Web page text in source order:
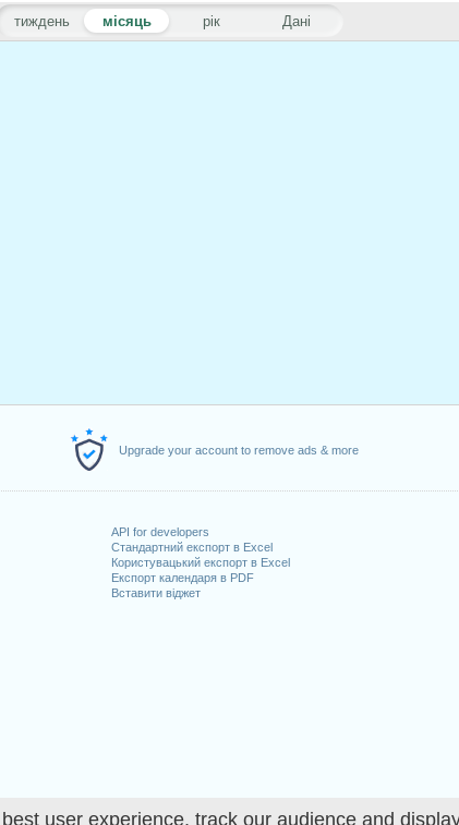
user experience, track our audience and
Upgrade your account to remove ads & more
API for developers
Стандартний експорт в Excel
Користувацький експорт в Excel
Експорт календаря в PDF
Вставити віджет
тиждень місяць рік Дані